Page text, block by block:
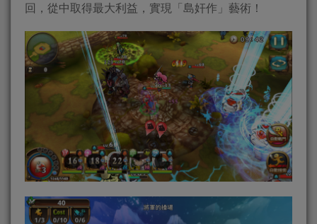
回，從中取得最大利益，實現「島奸作」藝術！